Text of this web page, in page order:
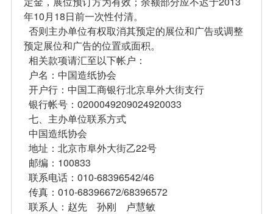
年10月18日前一次性付清。
否则主办单位有权取消其预定的展位和广告或调整
预定展位和广告的位置或面积。
相关款项请汇至以下帐户：
户名：中国造纸协会
开户行：中国工商银行北京阜外大街支行
银行帐号：0200049209024920033
七、主办单位联系方式
中国造纸协会
地址：北京市阜外大街乙22号
邮编：100833
联系电话：010-68396542/46
传真：010-68396672/68396572
联系人：赵先 孙刚 卢慧敏